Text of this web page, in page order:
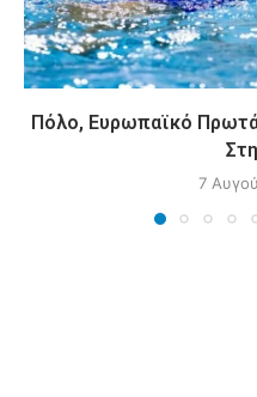
Πόλο, Ευρωπαϊκό
7